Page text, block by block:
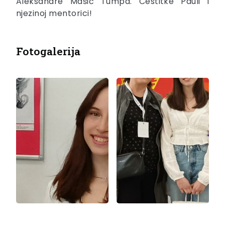
njezinoj mentorici!
Fotogalerija